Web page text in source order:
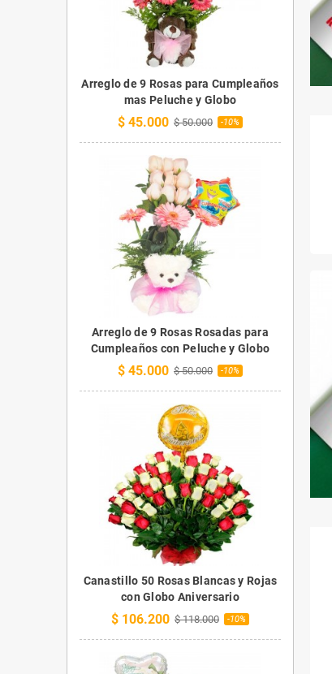
Arreglo de 9 Rosas para Cumpleaños
mas Peluche y Globo
$ 45.000 $ 50.000 -10%
Arreglo de 9 Rosas Rosadas para
Cumpleaños con Peluche y Globo
$ 45.000 $ 50.000 -10%
Canastillo 50 Rosas Blancas y Rojas
con Globo Aniversario
$ 106.200 $ 118.000 -10%